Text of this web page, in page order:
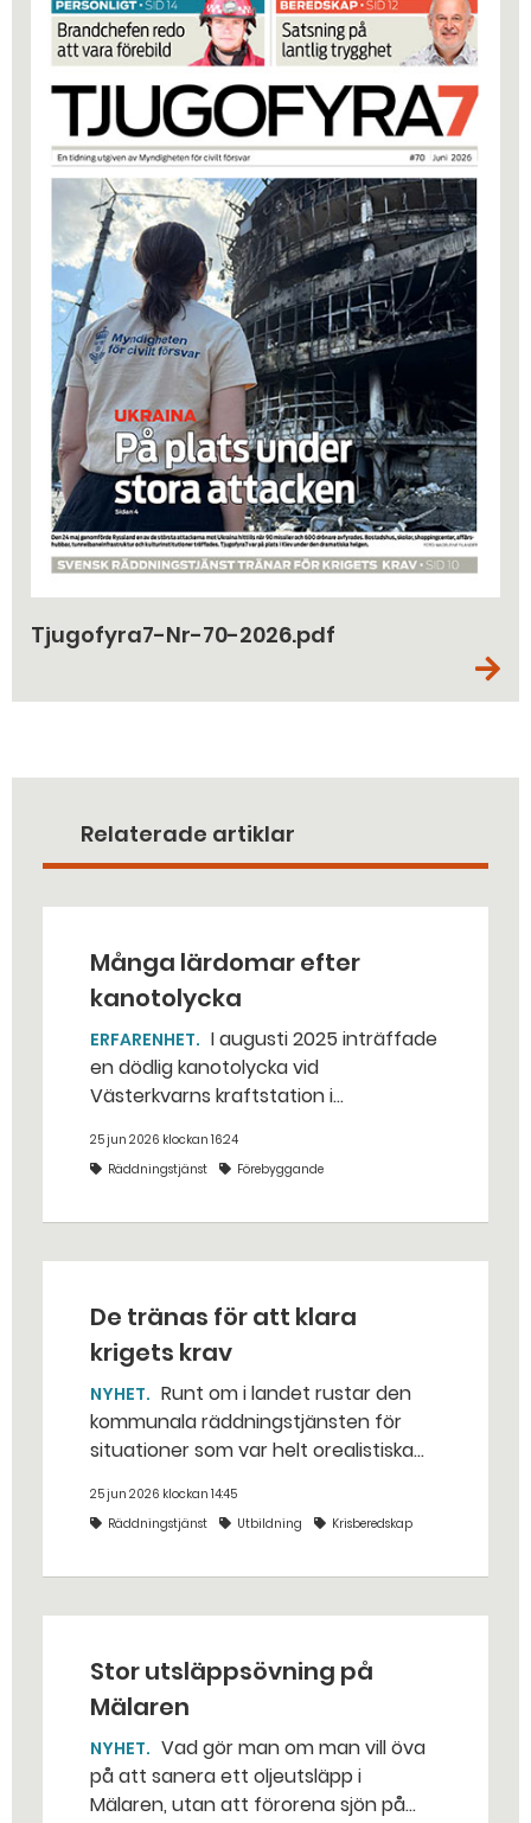
Tjugofyra7-Nr-70-2026.pdf
Relaterade artiklar
Många lärdomar efter
kanotolycka
ERFARENHET
en dödlig kanotolycka vid
Västerkvarns kraftstation i
25 jun 2026 klockan 16:24
Räddningstjänst
Förebyggande
De tränas för att klara
krigets krav
NYHET
kommunala räddningstjänsten för
situationer som var helt orealistiska
bakhåll, utspridda granater och hot
från livsfarliga drönare i det
25 jun 2026 klockan 14:45
Räddningstjänst
Utbildning Krisberedskap
Stor utsläppsövning på
Mälaren
NYHET
på att sanera ett oljeutsläpp i
Mälaren, utan att förorena sjön på